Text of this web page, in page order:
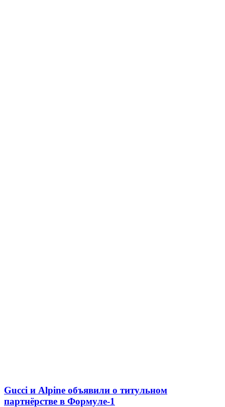
Gucci и Alpine объявили о титульном
партнёрстве в Формуле-1